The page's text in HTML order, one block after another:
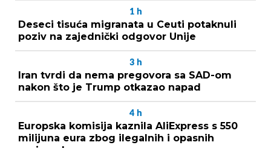
1 h
Deseci tisuća migranata u Ceuti potaknuli
poziv na zajednički odgovor Unije
3 h
Iran tvrdi da nema pregovora sa SAD-om
nakon što je Trump otkazao napad
4 h
Europska komisija kaznila AliExpress s 550
milijuna eura zbog ilegalnih i opasnih